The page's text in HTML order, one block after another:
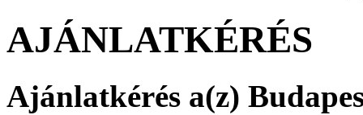
AJÁNLATKÉRÉS
Ajánlatkérés a(z)